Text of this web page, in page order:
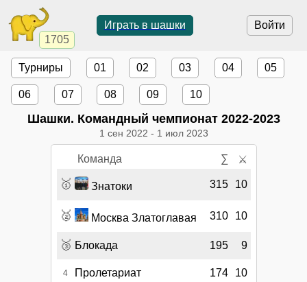
1705
Войти
Играть в шашки
Турниры 01 02 03 04 05
06 07 08 09 10
Шашки. Командный чемпионат 2022-2023
1 сен 2022 - 1 июл 2023
Команда ∑ ⚔
🥇 Знатоки 315 10
🥈 Москва Златоглавая 310 10
🥉 Блокада 195 9
4 Пролетариат 174 10